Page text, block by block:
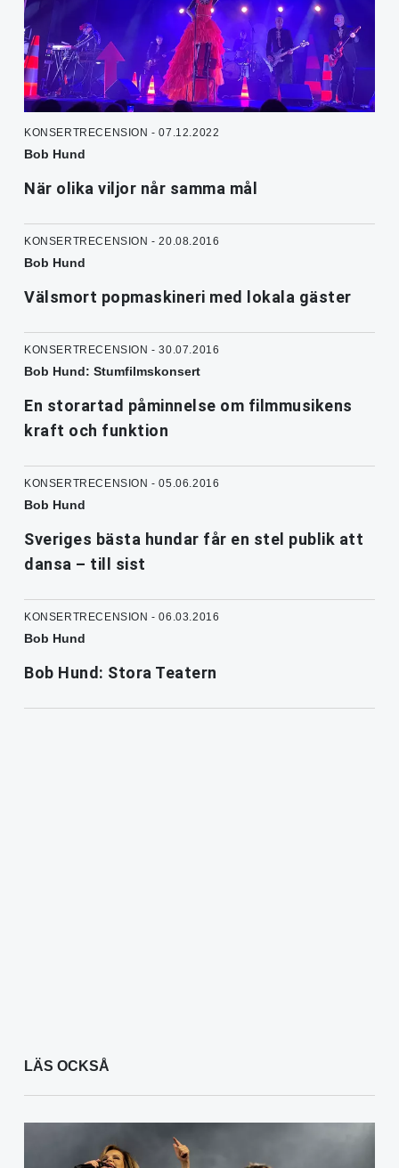
KONSERTRECENSION - 07.12.2022
Bob Hund
När olika viljor når samma mål
KONSERTRECENSION - 20.08.2016
Bob Hund
Välsmort popmaskineri med lokala gäster
KONSERTRECENSION - 30.07.2016
Bob Hund: Stumfilmskonsert
En storartad påminnelse om filmmusikens
kraft och funktion
KONSERTRECENSION - 05.06.2016
Bob Hund
Sveriges bästa hundar får en stel publik att
dansa – till sist
KONSERTRECENSION - 06.03.2016
Bob Hund
Bob Hund: Stora Teatern
LÄS OCKSÅ